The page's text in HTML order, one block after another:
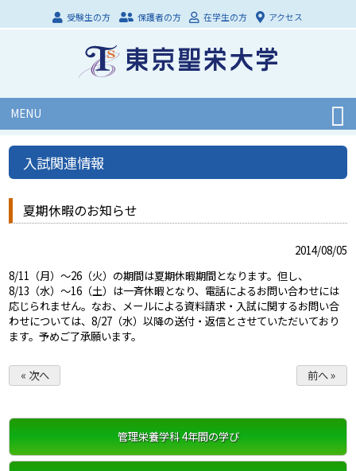
受験生の方 保護者の方 在学生の方 アクセス
MENU
入試関連情報
夏期休暇のお知らせ
2014/08/05
8/11（月）～26（火）の期間は夏期休暇期間となります。但し、
8/13（水）～16（土）は一斉休暇となり、電話によるお問い合わせには
応じられません。なお、メールによる資料請求・入試に関するお問い合
わせについては、8/27（水）以降の送付・返信とさせていただいており
ます。予めご了承願います。
« 次へ 前へ »
管理栄養学科 4年間の学び